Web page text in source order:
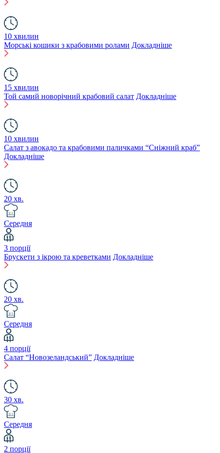
10 хвилин
Морські кошики з крабовими ролами Докладніше
15 хвилин
Той самий новорічний крабовий салат Докладніше
10 хвилин
Салат з авокадо та крабовими паличками “Сніжний краб”
Докладніше
20 хв.
Середня
3 порції
Брускети з ікрою та креветками Докладніше
20 хв.
Середня
4 порції
Салат “Новозеландський” Докладніше
30 хв.
Середня
2 порції